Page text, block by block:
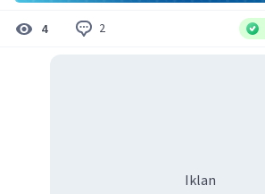
4 2
Iklan